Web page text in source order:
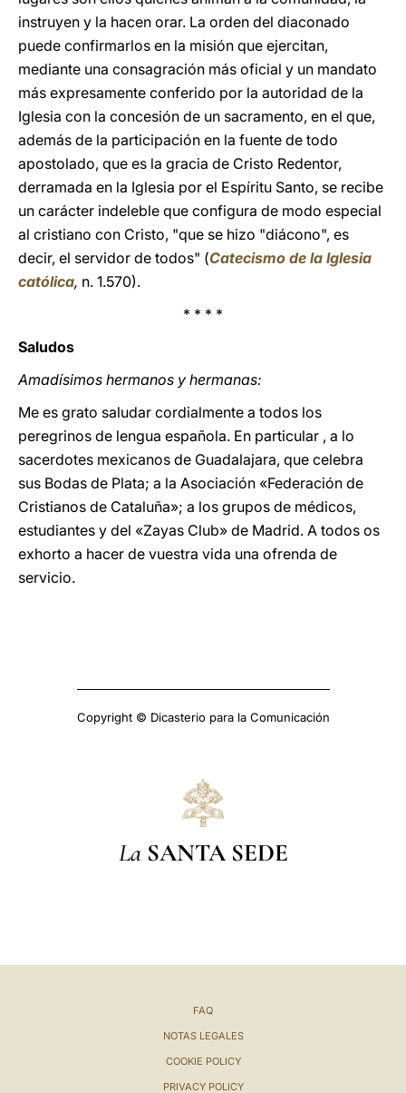
instruyen y la hacen orar. La orden del diaconado
puede confirmarlos en la misión que ejercitan,
mediante una consagración más oficial y un mandato
más expresamente conferido por la autoridad de la
Iglesia con la concesión de un sacramento, en el que,
además de la participación en la fuente de todo
apostolado, que es la gracia de Cristo Redentor,
derramada en la Iglesia por el Espíritu Santo, se recibe
un carácter indeleble que configura de modo especial
al cristiano con Cristo, "que se hizo "diácono", es
decir, el servidor de todos" (Catecismo de la Iglesia
católica, n. 1.570).
* * * *
Saludos
Amadísimos hermanos y hermanas:
Me es grato saludar cordialmente a todos los
peregrinos de lengua española. En particular , a lo
sacerdotes mexicanos de Guadalajara, que celebra
sus Bodas de Plata; a la Asociación «Federación de
Cristianos de Cataluña»; a los grupos de médicos,
estudiantes y del «Zayas Club» de Madrid. A todos os
exhorto a hacer de vuestra vida una ofrenda de
servicio.
Copyright © Dicasterio para la Comunicación
La SANTA SEDE
FAQ
NOTAS LEGALES
COOKIE POLICY
PRIVACY POLICY